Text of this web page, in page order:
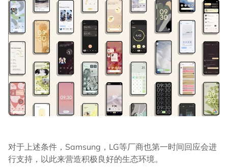
对于上述条件，Samsung，LG等厂商也第一时间回应会进
行支持，以此来营造积极良好的生态环境。